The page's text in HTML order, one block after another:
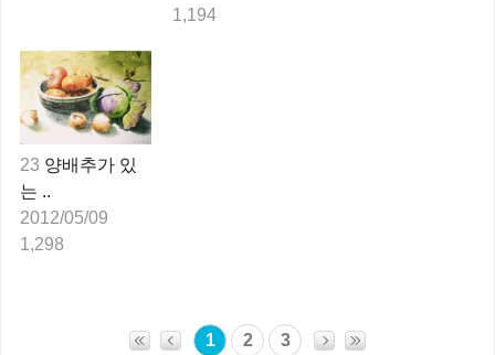
1,194
23 양배추가 있
는 ..
2012/05/09
1,298
1 2 3